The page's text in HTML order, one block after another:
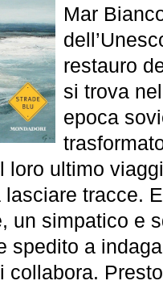
Mar
restauro
si trova
epoca
loro ultimo
tracce.
un simpatico e
spedito a